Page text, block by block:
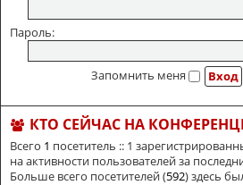
Пароль:
Запомнить меня
КТО СЕЙЧАС НА
Всего 1 посетитель :: 1
на активности пользователей за
Больше всего посетителей (592) здесь